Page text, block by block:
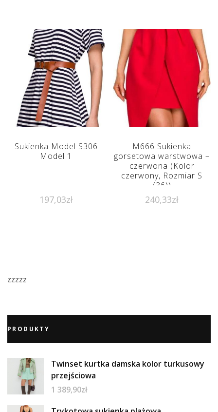
Sukienka Model S306
Model 1
197,03zł
M666 Sukienka
gorsetowa warstwowa –
czerwona (Kolor
czerwony, Rozmiar S
(36))
240,33zł
zzzzz
PRODUKTY
Twinset kurtka damska kolor turkusowy
przejściowa
1 389,90zł